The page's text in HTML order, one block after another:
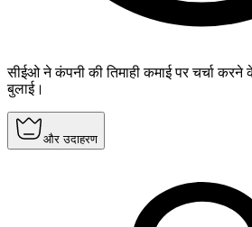
सीईओ ने कंपनी की तिमाही कमाई पर चर्चा
बुलाई।
और उदाहरण